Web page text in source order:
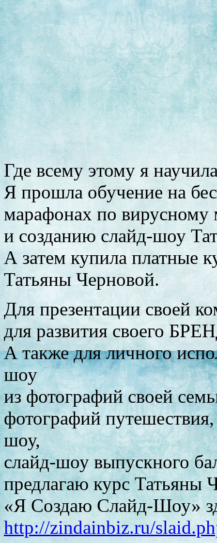
Где всему этому я
Я прошла обучение на
марафонах по
и созданию слайд-шоу
А затем купила платные
Татьяны Черновой.
Для презентации своей
для развития своего
А также для личного
шоу
из фотографий своей
фотографий
шоу,
слайд-шоу выпускного
предлагаю курс Татьяны
«Я Создаю Слайд-Шоу»
http://zindainbiz.ru/